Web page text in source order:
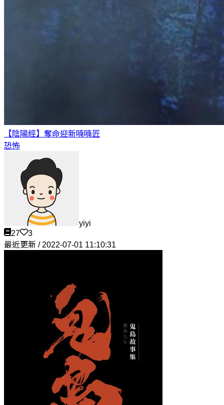
【陰陽經】奪命迎新喃喃匠
恐怖
yiyi
27
3
最近更新 / 2022-07-01 11:10:31